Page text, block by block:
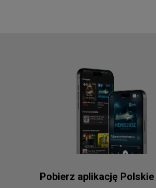
Pobierz aplikację Polskie